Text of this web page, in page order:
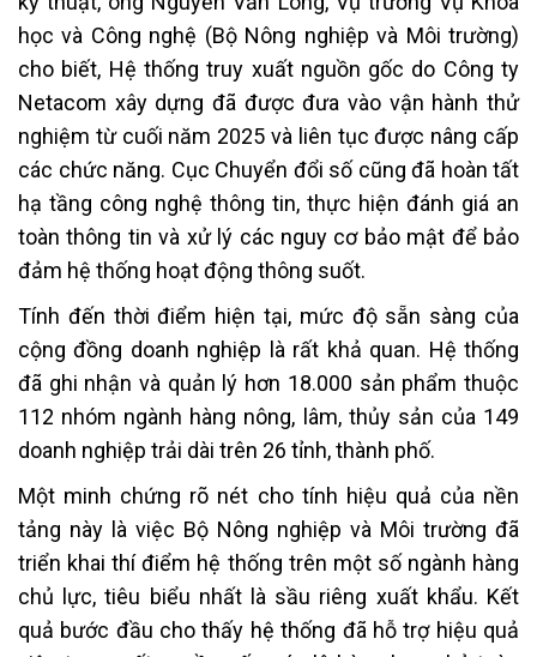
học và Công nghệ (Bộ Nông nghiệp và Môi trường)
cho biết, Hệ thống truy xuất nguồn gốc do Công ty
Netacom xây dựng đã được đưa vào vận hành thử
nghiệm từ cuối năm 2025 và liên tục được nâng cấp
các chức năng. Cục Chuyển đổi số cũng đã hoàn tất
hạ tầng công nghệ thông tin, thực hiện đánh giá an
toàn thông tin và xử lý các nguy cơ bảo mật để bảo
đảm hệ thống hoạt động thông suốt.
Tính đến thời điểm hiện tại, mức độ sẵn sàng của
cộng đồng doanh nghiệp là rất khả quan. Hệ thống
đã ghi nhận và quản lý hơn 18.000 sản phẩm thuộc
112 nhóm ngành hàng nông, lâm, thủy sản của 149
doanh nghiệp trải dài trên 26 tỉnh, thành phố.
Một minh chứng rõ nét cho tính hiệu quả của nền
tảng này là việc Bộ Nông nghiệp và Môi trường đã
triển khai thí điểm hệ thống trên một số ngành hàng
chủ lực, tiêu biểu nhất là sầu riêng xuất khẩu. Kết
quả bước đầu cho thấy hệ thống đã hỗ trợ hiệu quả